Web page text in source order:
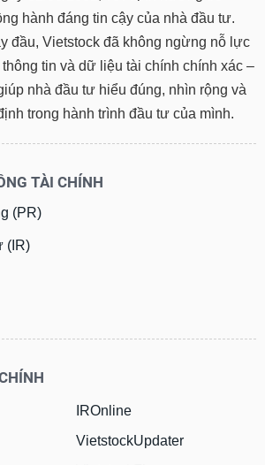
hành đáng tin cậy của nhà đầu tư.
đầu, Vietstock đã không ngừng nỗ lực
tin và dữ liệu tài chính chính xác –
nhà đầu tư hiểu đúng, nhìn rộng và
trong hành trình đầu tư của mình.
TÀI CHÍNH
(PR)
(IR)
IROnline
VietstockUpdater